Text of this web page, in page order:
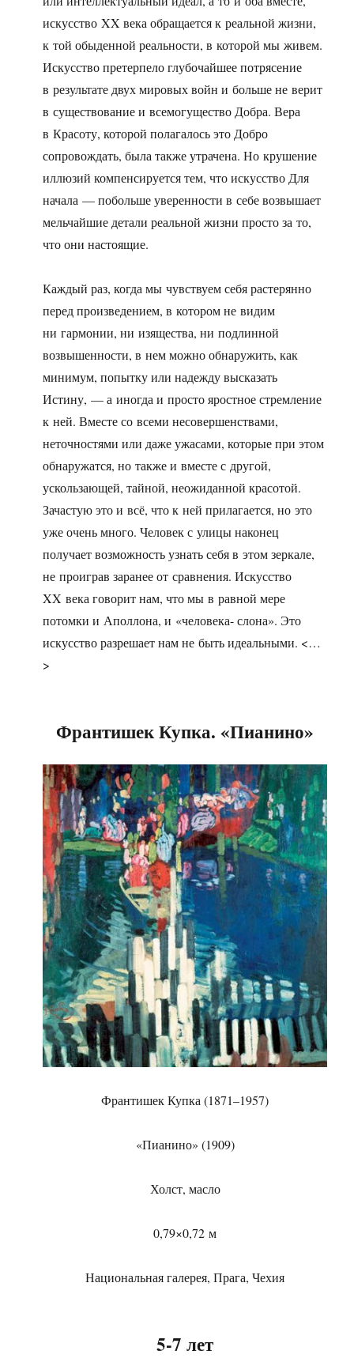
искусство XX века обращается к реальной жизни,
к той обыденной реальности, в которой мы живем.
Искусство претерпело глубочайшее потрясение
в результате двух мировых войн и больше не верит
в существование и всемогущество Добра. Вера
в Красоту, которой полагалось это Добро
сопровождать, была также утрачена. Но крушение
иллюзий компенсируется тем, что искусство Для
начала — побольше уверенности в себе возвышает
мельчайшие детали реальной жизни просто за то,
что они настоящие.
Каждый раз, когда мы чувствуем себя растерянно
перед произведением, в котором не видим
ни гармонии, ни изящества, ни подлинной
возвышенности, в нем можно обнаружить, как
минимум, попытку или надежду высказать
Истину, — а иногда и просто яростное стремление
к ней. Вместе со всеми несовершенствами,
неточностями или даже ужасами, которые при этом
обнаружатся, но также и вместе с другой,
ускользающей, тайной, неожиданной красотой.
Зачастую это и всё, что к ней прилагается, но это
уже очень много. Человек с улицы наконец
получает возможность узнать себя в этом зеркале,
не проиграв заранее от сравнения. Искусство
XX века говорит нам, что мы в равной мере
потомки и Аполлона, и «человека- слона». Это
искусство разрешает нам не быть идеальными. <…
>
Франтишек Купка. «Пианино»
Франтишек Купка (1871–1957)
«Пианино» (1909)
Холст, масло
0,79×0,72 м
Национальная галерея, Прага, Чехия
5-7 лет